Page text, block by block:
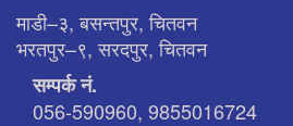
माडी–३, बसन्तपुर, चितवन
भरतपुर–९, सरदपुर, चितवन
सम्पर्क नं.
056-590960, 9855016724